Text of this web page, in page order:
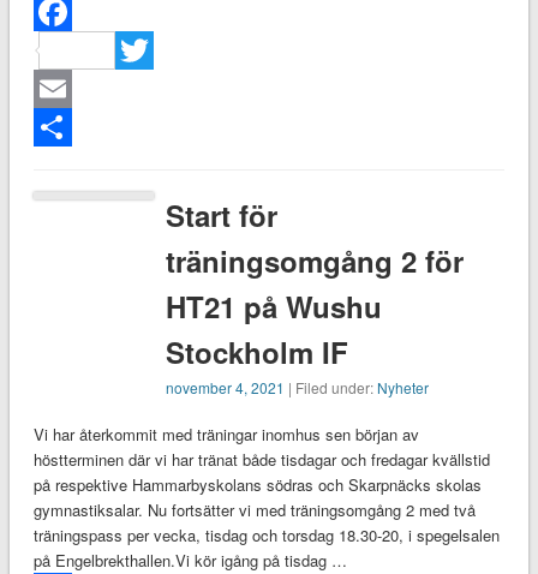
Facebook
Twitter
Email
Start för
träningsomgång 2 för
HT21 på Wushu
Stockholm IF
november 4, 2021 | Filed under: Nyheter
Vi har återkommit med träningar inomhus sen början av
höstterminen där vi har tränat både tisdagar och fredagar kvällstid
på respektive Hammarbyskolans södras och Skarpnäcks skolas
gymnastiksalar. Nu fortsätter vi med träningsomgång 2 med två
träningspass per vecka, tisdag och torsdag 18.30-20, i spegelsalen
på Engelbrekthallen.Vi kör igång på tisdag …